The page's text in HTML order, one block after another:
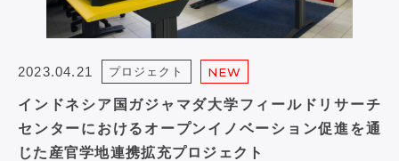
2023.04.21 プロジェクト NEW
インドネシア国ガジャマダ大学フィールドリサーチ
センターにおけるオープンイノベーション促進を通
じた産官学地連携拡充プロジェクト